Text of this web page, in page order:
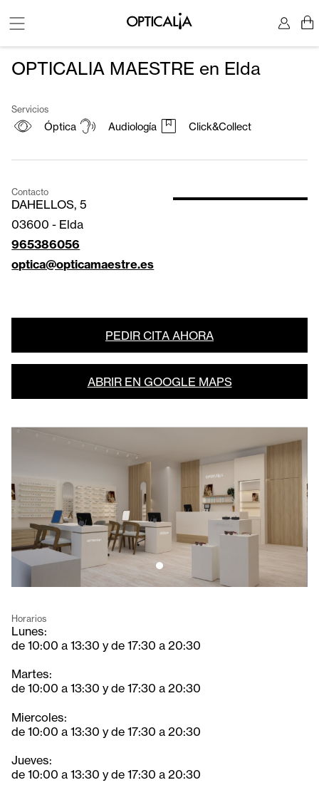
OPTICALIA MAESTRE en Elda
Servicios
Óptica Audiología Click&Collect
Contacto
DAHELLOS, 5
03600 - Elda
965386056
optica@opticamaestre.es
PEDIR CITA AHORA
ABRIR EN GOOGLE MAPS
Horarios
Lunes:
de 10:00 a 13:30 y de 17:30 a 20:30
Martes:
de 10:00 a 13:30 y de 17:30 a 20:30
Miercoles:
de 10:00 a 13:30 y de 17:30 a 20:30
Jueves:
de 10:00 a 13:30 y de 17:30 a 20:30